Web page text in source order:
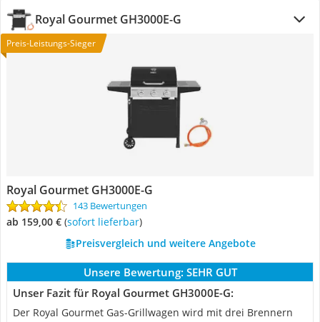
Royal Gourmet ‎GH3000E-G
Preis-Leistungs-Sieger
Royal Gourmet ‎GH3000E-G
143 Bewertungen
ab 159,00 € ( Sofort lieferbar)
Preisvergleich und weitere Angebote
Unsere Bewertung: SEHR GUT
Unser Fazit für Royal Gourmet ‎GH3000E-G:
Der Royal Gourmet Gas-Grillwagen wird mit drei Brennern